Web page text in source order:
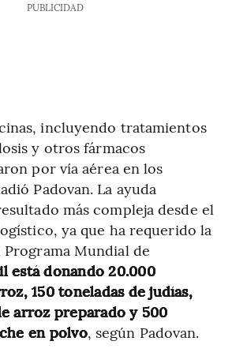
PUBLICIDAD
incluyendo tratamientos
y otros fármacos
por vía aérea en los
Padovan. La ayuda
más compleja desde el
ya que ha requerido la
Mundial de
está donando 20.000
150 toneladas de judías,
arroz preparado y 500
en polvo, según Padovan.